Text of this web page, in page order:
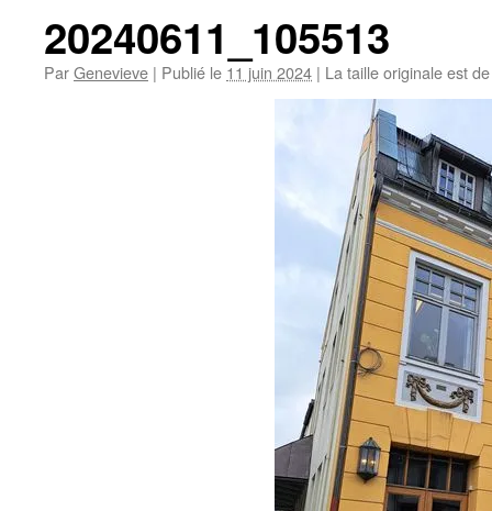
20240611_105513
ParGenevieve | Publié le 11 juin 2024 | La taille originale est